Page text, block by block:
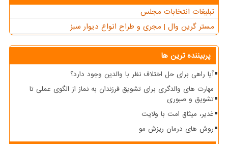
تبلیغات انتخابات مجلس
مستر گرین وال | مجری و طراح انواع دیوار سبز
پربیننده ترین ها
آیا راهی برای حل اختلاف نظر با والدین وجود دارد؟
مهارت های والدگری برای تشویق فرزندان به نماز از الگوی عملی تا
تشویق و صبوری
غدیر، میثاق امت با ولایت
روش های درمان ریزش مو